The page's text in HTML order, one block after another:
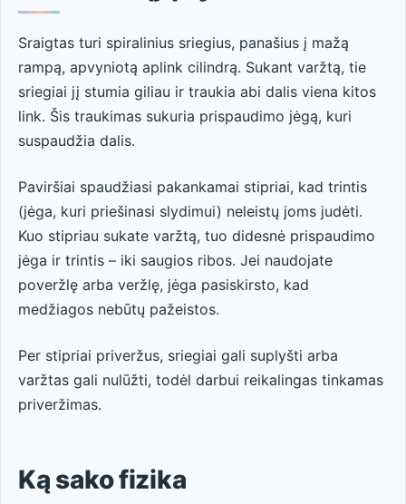
Sraigtas turi spiralinius sriegius, panašius į mažą
rampą, apvyniotą aplink cilindrą. Sukant varžtą, tie
sriegiai jį stumia giliau ir traukia abi dalis viena kitos
link. Šis traukimas sukuria prispaudimo jėgą, kuri
suspaudžia dalis.
Paviršiai spaudžiasi pakankamai stipriai, kad trintis
(jėga, kuri priešinasi slydimui) neleistų joms judėti.
Kuo stipriau sukate varžtą, tuo didesnė prispaudimo
jėga ir trintis – iki saugios ribos. Jei naudojate
poveržlę arba veržlę, jėga pasiskirsto, kad
medžiagos nebūtų pažeistos.
Per stipriai priveržus, sriegiai gali suplyšti arba
varžtas gali nulūžti, todėl darbui reikalingas tinkamas
priveržimas.
Ką sako fizika